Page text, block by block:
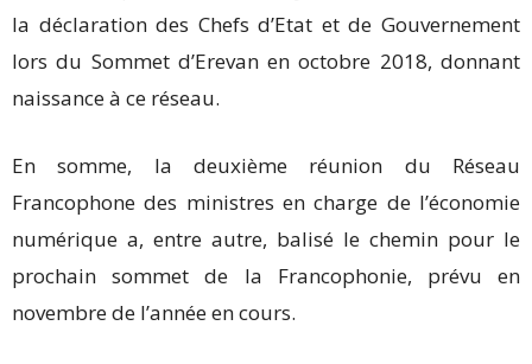
la déclaration des Chefs d’Etat et de Gouvernement
lors du Sommet d’Erevan en octobre 2018, donnant
naissance à ce réseau.
En somme, la deuxième réunion du Réseau
Francophone des ministres en charge de l’économie
numérique a, entre autre, balisé le chemin pour le
prochain sommet de la Francophonie, prévu en
novembre de l’année en cours.